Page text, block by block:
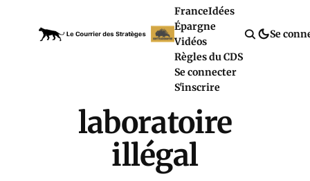
FranceIdées
Épargne
Vidéos
Règles du CDS
Se connecter
S'inscrire
Se
laboratoire
illégal